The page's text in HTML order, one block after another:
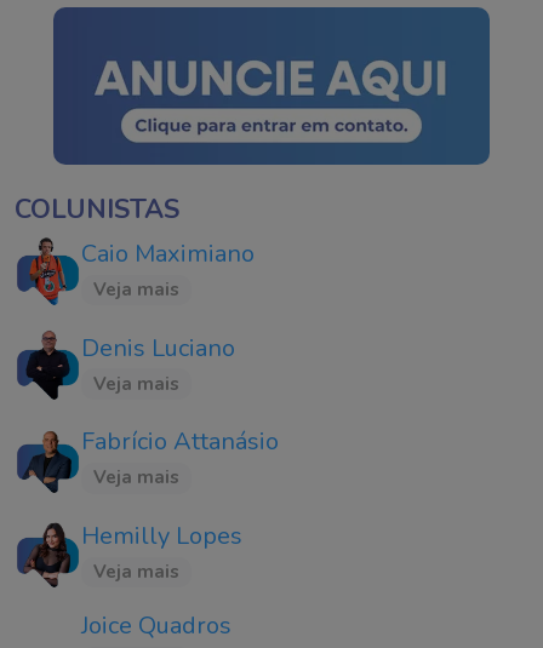
COLUNISTAS
Caio Maximiano
Veja mais
Denis Luciano
Veja mais
Fabrício Attanásio
Veja mais
Hemilly Lopes
Veja mais
Joice Quadros